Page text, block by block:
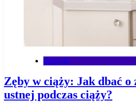
dentysta
Zęby w ciąży: Jak dbać
ustnej podczas ciąży?